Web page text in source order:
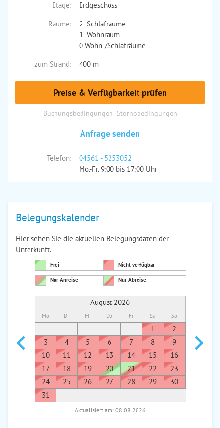
Etage:
Erdgeschoss
Räume:
2 Schlafräume
1 Wohnraum
0 Wohn-/Schlafräume
zum Strand:
400 m
Preise & Verfügbarkeit prüfen
Buchungsbedingungen Stornobedingungen
Anfrage senden
Telefon:
04561 - 5253052
Mo.-Fr. 9:00 bis 17:00 Uhr
Belegungskalender
Hier sehen Sie die aktuellen Belegungsdaten der
Unterkunft.
Frei Nicht verfügbar
Nur Anreise Nur Abreise
August 2026
Mo Di Mi Do Fr Sa So
1
2
3
4 5 6 7 8
9
10
11 12 13 14 15
16
17
18 19 20 21 22
23
24
25 26 27 28 29
30
31
7
Aktualisiert am: 08.08.2026